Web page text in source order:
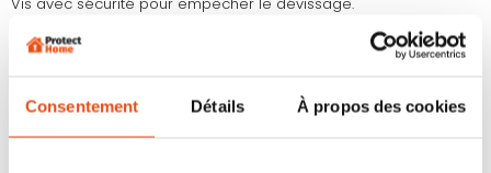
Consentement Détails À propos des cookies
pour les dimensions).
La meilleure sécurité pour condamner une fenêtre contre
Utilisation du barreau fenetre Abus
: Une solution simple et
redoutable pour sécuriser vos fenêtres et empêcher que les